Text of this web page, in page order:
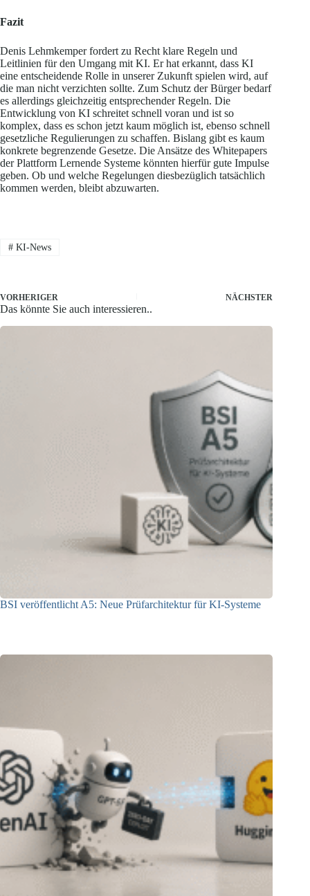
Fazit
Denis Lehmkemper fordert zu Recht klare Regeln und
Leitlinien für den Umgang mit KI. Er hat erkannt, dass KI
eine entscheidende Rolle in unserer Zukunft spielen wird, auf
die man nicht verzichten sollte. Zum Schutz der Bürger bedarf
es allerdings gleichzeitig entsprechender Regeln. Die
Entwicklung von KI schreitet schnell voran und ist so
komplex, dass es schon jetzt kaum möglich ist, ebenso schnell
gesetzliche Regulierungen zu schaffen. Bislang gibt es kaum
konkrete begrenzende Gesetze. Die Ansätze des Whitepapers
der Plattform Lernende Systeme könnten hierfür gute Impulse
geben. Ob und welche Regelungen diesbezüglich tatsächlich
kommen werden, bleibt abzuwarten.
#KI-News
VORHERIGER NÄCHSTER
Das könnte Sie auch interessieren..
BSI veröffentlicht A5: Neue Prüfarchitektur für KI-Systeme